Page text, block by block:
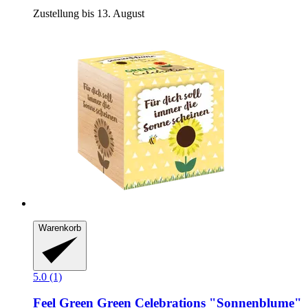
Zustellung bis 13. August
Warenkorb
5.0 (1)
Feel Green Green Celebrations "Sonnenblume"